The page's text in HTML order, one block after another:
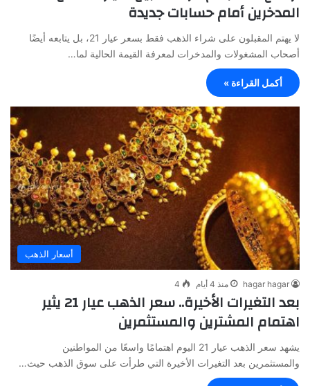
المدخرين أمام حسابات جديدة
لا يهتم المقبلون على شراء الذهب فقط بسعر عيار 21، بل يتابعه أيضًا
أصحاب المشغولات والمدخرات لمعرفة القيمة الحالية لما…
أكمل القراءة »
أسعار الذهب
hagar hagar منذ 4 أيام 4
بعد التغيرات الأخيرة.. سعر الذهب عيار 21 يثير
اهتمام المشترين والمستثمرين
يشهد سعر الذهب عيار 21 اليوم اهتمامًا واسعًا من المواطنين
والمستثمرين بعد التغيرات الأخيرة التي طرأت على سوق الذهب حيث…